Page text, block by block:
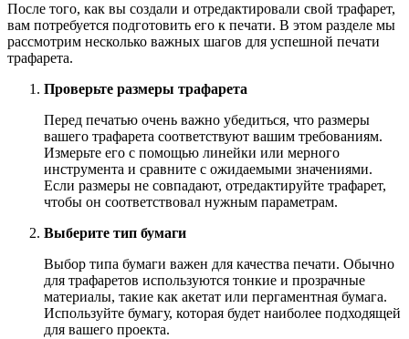
После того, как вы создали и отредактировали свой трафарет,
вам потребуется подготовить его к печати. В этом разделе мы
рассмотрим несколько важных шагов для успешной печати
трафарета.
Проверьте размеры трафарета
Перед печатью очень важно убедиться, что размеры
вашего трафарета соответствуют вашим требованиям.
Измерьте его с помощью линейки или мерного
инструмента и сравните с ожидаемыми значениями.
Если размеры не совпадают, отредактируйте трафарет,
чтобы он соответствовал нужным параметрам.
Выберите тип бумаги
Выбор типа бумаги важен для качества печати. Обычно
для трафаретов используются тонкие и прозрачные
материалы, такие как акетат или пергаментная бумага.
Используйте бумагу, которая будет наиболее подходящей
для вашего проекта.